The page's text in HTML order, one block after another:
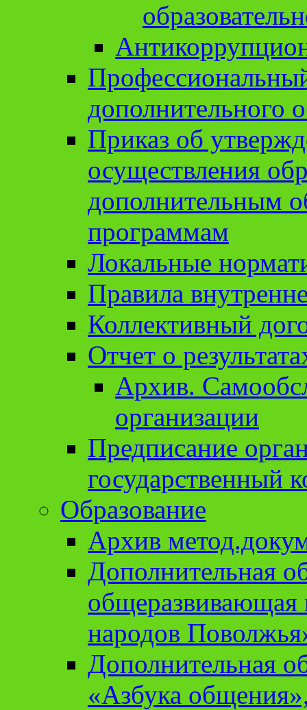
дополнительного
Приказ об
осуществления
дополнительным
программам
Локальные
Правила
Коллективный
Отчет о
Архив.
организации
Предписание
государственный
Образование
Архив
Дополнительная
народов
Дополнительная
«Азбука